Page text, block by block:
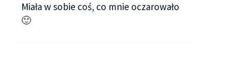
Miała w sobie coś, co mnie oczarowało
🙂